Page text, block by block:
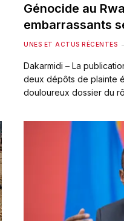
Génocide au
embarrassants
UNES ET ACTUS RÉCENTES
Dakarmidi – La
deux dépôts de plainte
douloureux dossier du